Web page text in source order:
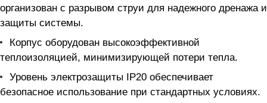
организован с разрывом струи для надежного дренажа и
защиты системы.
Корпус оборудован высокоэффективной
теплоизоляцией, минимизирующей потери тепла.
Уровень электрозащиты IP20 обеспечивает
безопасное использование при стандартных условиях.